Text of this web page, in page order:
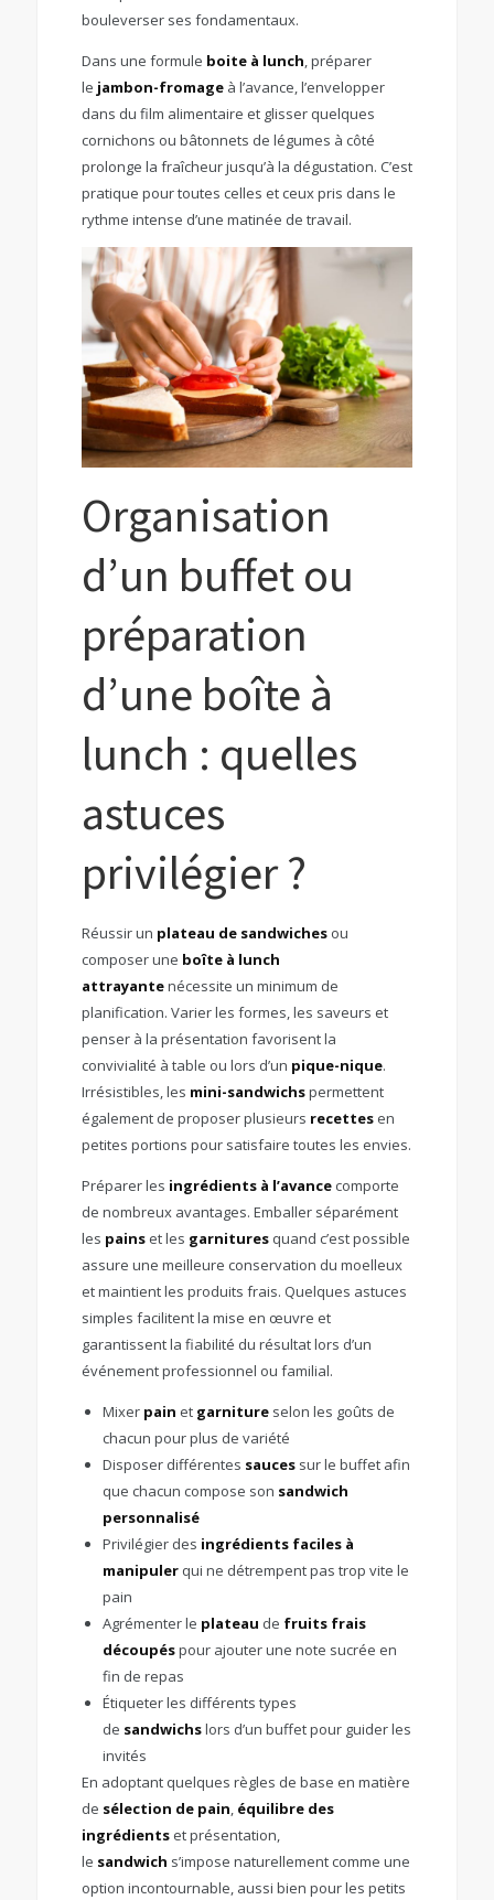
bouleverser ses fondamentaux.
Dans une formule boite à lunch , préparer
le jambon-fromageà l’avance, l’envelopper
dans du film alimentaire et glisser quelques
cornichons ou bâtonnets de légumes à côté
prolonge la fraîcheur jusqu’à la dégustation. C’est
pratique pour toutes celles et ceux pris dans le
rythme intense d’une matinée de travail.
Organisation
d’un buffet ou
préparation
d’une boîte à
lunch : quelles
astuces
privilégier ?
Réussir un plateau de sandwichesou
composer une boîte à lunch
attrayantenécessite un minimum de
planification. Varier les formes, les saveurs et
penser à la présentation favorisent la
convivialité à table ou lors d’un pique-nique.
Irrésistibles, les mini-sandwichspermettent
également de proposer plusieurs recettesen
petites portions pour satisfaire toutes les envies.
Préparer les ingrédients à l’avancecomporte
de nombreux avantages. Emballer séparément
les painset les garnituresquand c’est possible
assure une meilleure conservation du moelleux
et maintient les produits frais. Quelques astuces
simples facilitent la mise en œuvre et
garantissent la fiabilité du résultat lors d’un
événement professionnel ou familial.
Mixer pain et garniture selon les goûts de
chacun pour plus de variété
Disposer différentes sauces sur le buffet afin
que chacun compose son sandwich
personnalisé
Privilégier des ingrédients faciles à
manipuler qui ne détrempent pas trop vite le
pain
Agrémenter le plateau de fruits frais
découpéspour ajouter une note sucrée en
fin de repas
Étiqueter les différents types
de sandwichslors d’un buffet pour guider les
invités
En adoptant quelques règles de base en matière
de sélection de pain, équilibre des
ingrédientset présentation,
le sandwich s’impose naturellement comme une
option incontournable, aussi bien pour les petits